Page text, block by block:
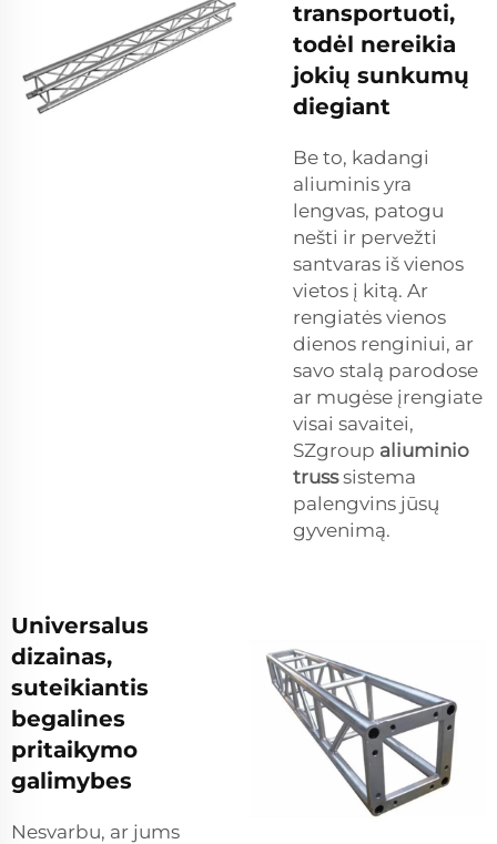
transportuoti,
todėl nereikia
jokių sunkumų
diegiant
Be to, kadangi
aliuminis yra
lengvas, patogu
nešti ir pervežti
santvaras iš vienos
vietos į kitą. Ar
rengiatės vienos
dienos renginiui, ar
savo stalą parodose
ar mugėse įrengiate
visai savaitei,
SZgroup aliuminio
trusssistema
palengvins jūsų
gyvenimą.
Universalus
dizainas,
suteikiantis
begalines
pritaikymo
galimybes
Nesvarbu, ar jums